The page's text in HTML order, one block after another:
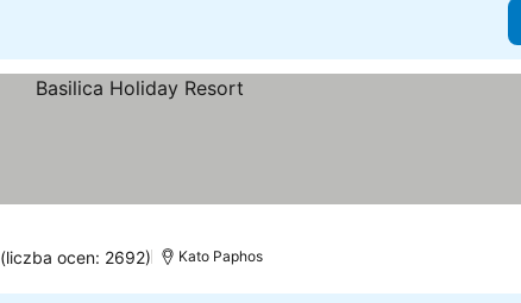
(liczba ocen: 2692) Kato Paphos